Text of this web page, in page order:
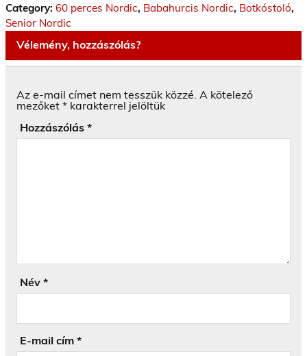
Category: 60 perces Nordic, Babahurcis Nordic, Botkóstoló,
Senior Nordic
Vélemény, hozzászólás?
Az e-mail címet nem tesszük közzé. A kötelező
mezőket * karakterrel jelöltük
Hozzászólás *
Név *
E-mail cím *